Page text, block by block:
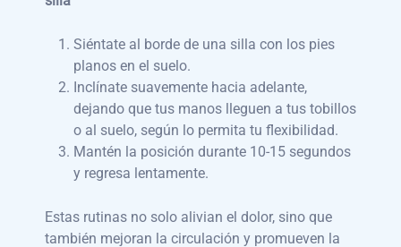
Siéntate al borde de una silla con los pies
planos en el suelo.
Inclínate suavemente hacia adelante,
dejando que tus manos lleguen a tus tobillos
o al suelo, según lo permita tu flexibilidad.
Mantén la posición durante 10-15 segundos
y regresa lentamente.
Estas rutinas no solo alivian el dolor, sino que
también mejoran la circulación y promueven la